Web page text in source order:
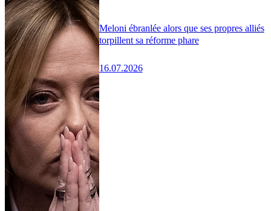
Meloni ébranlée alors que ses propres alliés
torpillent sa réforme phare
16.07.2026